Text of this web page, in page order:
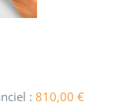
: 810,00 €